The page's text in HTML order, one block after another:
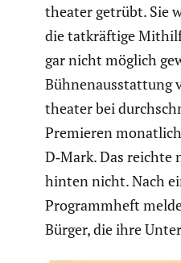
theater getrübt. Sie
die tatkräf­tige
gar nicht möglich
Bühnen­aus­stat­tung
theater bei
Premieren
D‑Mark. Das
hinten nicht. Nach
Programm­heft
Bürger, die ihre